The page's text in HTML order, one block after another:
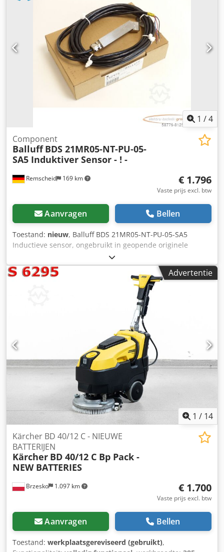
1 /4
Remscheid 169 km
Component
Balluff BDS 21MR05-NT-PU-05-
SA5 Induktiver Sensor - ! -
€ 1.796
Vaste prijs excl. btw
Aanvragen Bellen
Toestand: nieuw, Balluff BDS 21MR05-NT-PU-05-SA5
Inductieve sensor, ongebruikt in geopende originele
verpakking, 100% functioneel, leveringsomvang volgens
foto's. Crodpsi D T Dvofx Afief
Advertentie
1 / 14
Brzesko 1.097 km
Kärcher BD 40/12 C - NIEUWE
BATTERIJEN
Kärcher BD 40/12 C Bp Pack -
NEW BATTERIES
€ 1.700
Vaste prijs excl. btw
Aanvragen Bellen
Toestand: werkplaatsgereviseerd (gebruikt),